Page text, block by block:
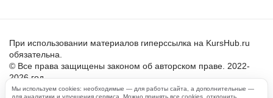
При использовании материалов гиперссылка на KursHub.ru
обязательна.
© Все права защищены законом об авторском праве. 2022-
2026 год.
Мы используем cookies: необходимые — для работы сайта, а дополнительные —
для аналитики и улучшения сервиса. Можно принять все cookies, отклонить